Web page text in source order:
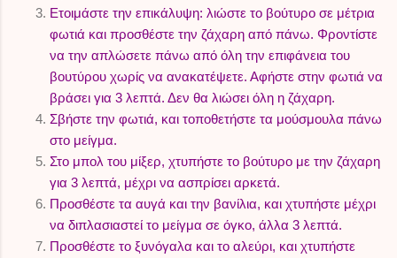
Ετοιμάστε την επικάλυψη: λιώστε το βούτυρο σε μέτρια
φωτιά και προσθέστε την ζάχαρη από πάνω. Φροντίστε
να την απλώσετε πάνω από όλη την επιφάνεια του
βουτύρου χωρίς να ανακατέψετε. Αφήστε στην φωτιά να
βράσει για 3 λεπτά. Δεν θα λιώσει όλη η ζάχαρη.
Σβήστε την φωτιά, και τοποθετήστε τα μούσμουλα πάνω
στο μείγμα.
Στο μπολ του μίξερ, χτυπήστε το βούτυρο με την ζάχαρη
για 3 λεπτά, μέχρι να ασπρίσει αρκετά.
Προσθέστε τα αυγά και την βανίλια, και χτυπήστε μέχρι
να διπλασιαστεί το μείγμα σε όγκο, άλλα 3 λεπτά.
Προσθέστε το ξυνόγαλα και το αλεύρι, και χτυπήστε